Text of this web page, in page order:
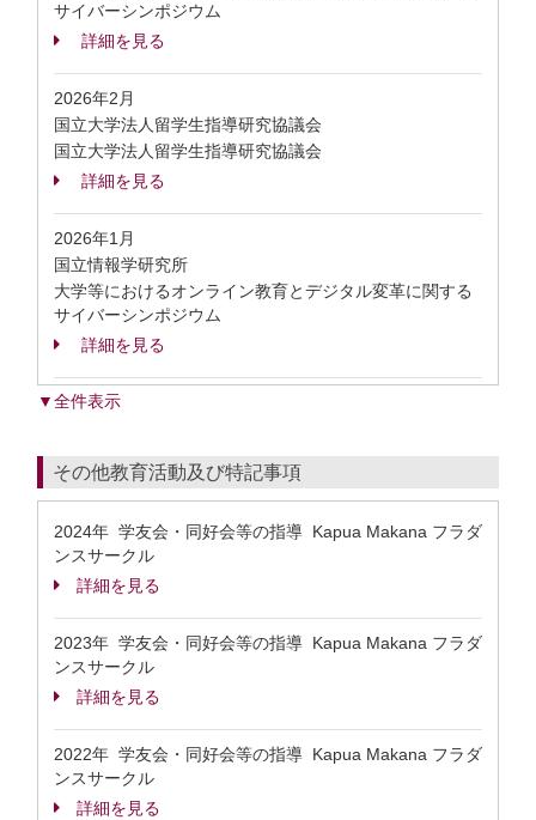
サイバーシンポジウム
詳細を見る
2026年2月
国立大学法人留学生指導研究協議会
国立大学法人留学生指導研究協議会
詳細を見る
2026年1月
国立情報学研究所
大学等におけるオンライン教育とデジタル変革に関する
サイバーシンポジウム
詳細を見る
▼全件表示
その他教育活動及び特記事項
2024年 学友会・同好会等の指導 Kapua Makana フラダ
ンスサークル
詳細を見る
2023年 学友会・同好会等の指導 Kapua Makana フラダ
ンスサークル
詳細を見る
2022年 学友会・同好会等の指導 Kapua Makana フラダ
ンスサークル
詳細を見る